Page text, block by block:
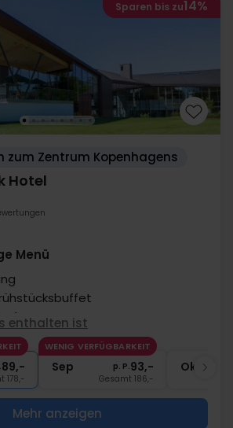
Sparen bis zu14%
zum Zentrum Kopenhagens
Hotel
Menü
am Hotel
enthalten ist
89,-
178,-
WENIG VERFÜGBARKEIT
Sep p. P.93,-
Gesamt 186,-
Okt
Mehr anzeigen